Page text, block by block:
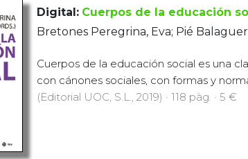
Digital: Cuerpos de la educación
Bretones Peregrina, Eva; Pié
Cuerpos de la educación social es una
con cánones sociales, con formas y
(Editorial UOC, S.L., 2019) · 118 pàg. · 5 €